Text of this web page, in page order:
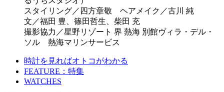
スタイリング／四方章敬 ヘアメイク／古川 純
文／福田 豊、篠田哲生、柴田 充
撮影協力／星野リゾート 界 熱海 別館ヴィラ・デル・
ソル 熱海マリンサービス
時計を見ればオトコがわかる
FEATURE：特集
WATCHES